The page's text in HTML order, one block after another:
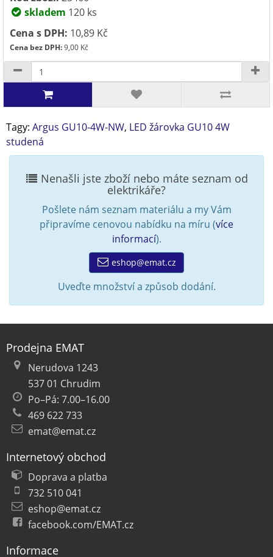
skladem 120 ks
Cena s DPH: 10,89 Kč
Cena bez DPH:9,00 Kč
Tagy: Argus GU10-4W-NW, LED žárovka GU10 4W
studená
Nenašli jste zboží nebo máte seznam od
elektrikáře?
Pošlete nám seznam materiálu a my Vám
připravíme cenovou nabídku na míru (více
informací).
eshop@emat.cz
Uveďte množství a způsob dodání.
Prodejna EMAT
Nerudova 1243
537 01 Chrudim
Po–Pá: 7.00–16.00
469 622 733
emat@emat.cz
Internetový obchod
Doprava a platba
732 510 041
eshop@emat.cz
facebook.com/EMAT.cz
Informace